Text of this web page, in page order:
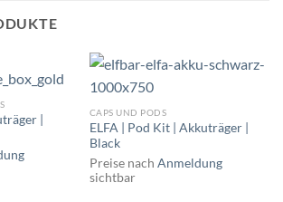
|
CAPS UND PODS
ELFA | Pod Kit | Akkuträger |
Black
Preise nach Anmeldung
sichtbar